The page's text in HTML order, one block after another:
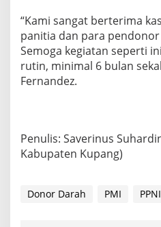
“Kami sangat berterima
panitia dan para
Semoga kegiatan seperti
rutin, minimal 6 bulan
Fernandez.
Penulis: Saverinus
Kabupaten Kupang)
Donor Darah PMI